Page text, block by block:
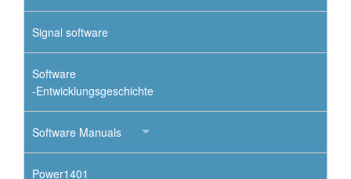
Signal software
Software
-Entwicklungsgeschichte
Software Manuals
Power1401